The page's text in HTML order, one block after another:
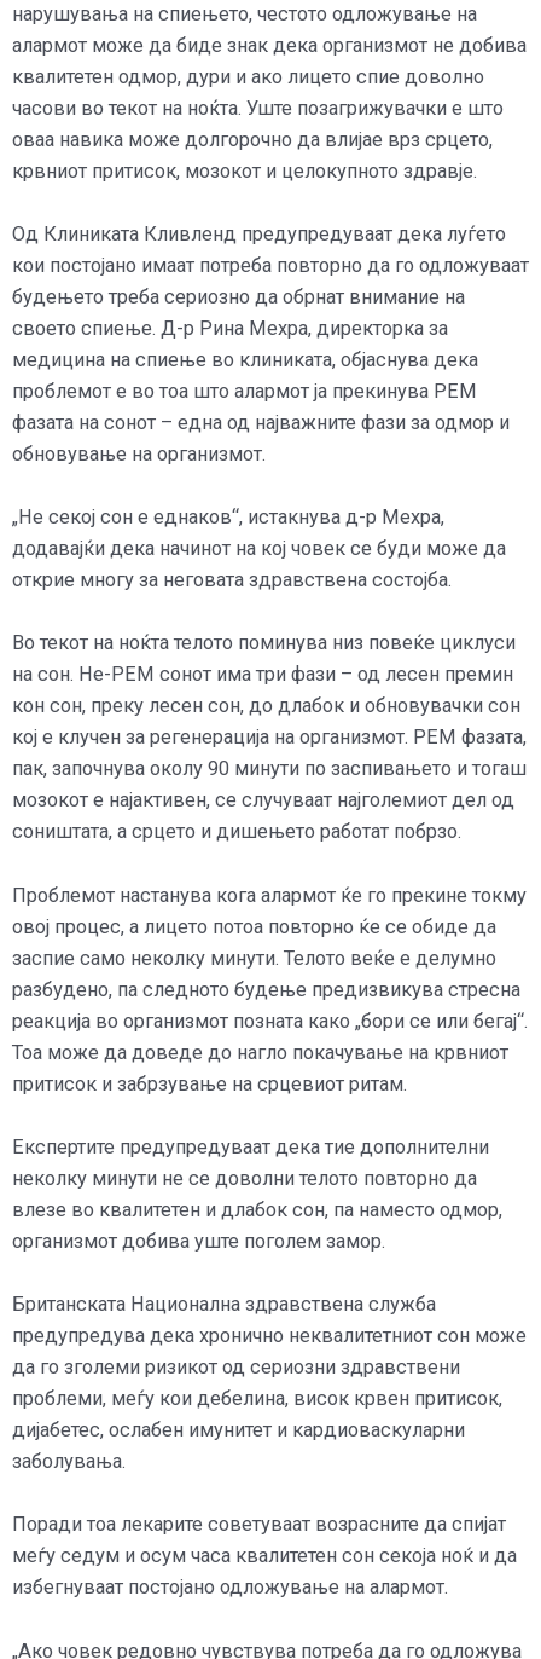
нарушувања на спиењето, честото одложување на
алармот може да биде знак дека организмот не добива
квалитетен одмор, дури и ако лицето спие доволно
часови во текот на ноќта. Уште позагрижувачки е што
оваа навика може долгорочно да влијае врз срцето,
крвниот притисок, мозокот и целокупното здравје.
Од Клиниката Кливленд предупредуваат дека луѓето
кои постојано имаат потреба повторно да го одложуваат
будењето треба сериозно да обрнат внимание на
своето спиење. Д-р Рина Мехра, директорка за
медицина на спиење во клиниката, објаснува дека
проблемот е во тоа што алармот ја прекинува РЕМ
фазата на сонот – една од најважните фази за одмор и
обновување на организмот.
„Не секој сон е еднаков“, истакнува д-р Мехра,
додавајќи дека начинот на кој човек се буди може да
открие многу за неговата здравствена состојба.
Во текот на ноќта телото поминува низ повеќе циклуси
на сон. Не-РЕМ сонот има три фази – од лесен премин
кон сон, преку лесен сон, до длабок и обновувачки сон
кој е клучен за регенерација на организмот. РЕМ фазата,
пак, започнува околу 90 минути по заспивањето и тогаш
мозокот е најактивен, се случуваат најголемиот дел од
соништата, а срцето и дишењето работат побрзо.
Проблемот настанува кога алармот ќе го прекине токму
овој процес, а лицето потоа повторно ќе се обиде да
заспие само неколку минути. Телото веќе е делумно
разбудено, па следното будење предизвикува стресна
реакција во организмот позната како „бори се или бегај“.
Тоа може да доведе до нагло покачување на крвниот
притисок и забрзување на срцевиот ритам.
Експертите предупредуваат дека тие дополнителни
неколку минути не се доволни телото повторно да
влезе во квалитетен и длабок сон, па наместо одмор,
организмот добива уште поголем замор.
Британската Национална здравствена служба
предупредува дека хронично неквалитетниот сон може
да го зголеми ризикот од сериозни здравствени
проблеми, меѓу кои дебелина, висок крвен притисок,
дијабетес, ослабен имунитет и кардиоваскуларни
заболувања.
Поради тоа лекарите советуваат возрасните да спијат
меѓу седум и осум часа квалитетен сон секоја ноќ и да
избегнуваат постојано одложување на алармот.
„Ако човек редовно чувствува потреба да го одложува